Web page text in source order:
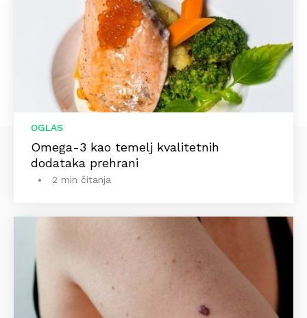
OGLAS
Omega-3 kao temelj kvalitetnih
dodataka prehrani
2 min čitanja